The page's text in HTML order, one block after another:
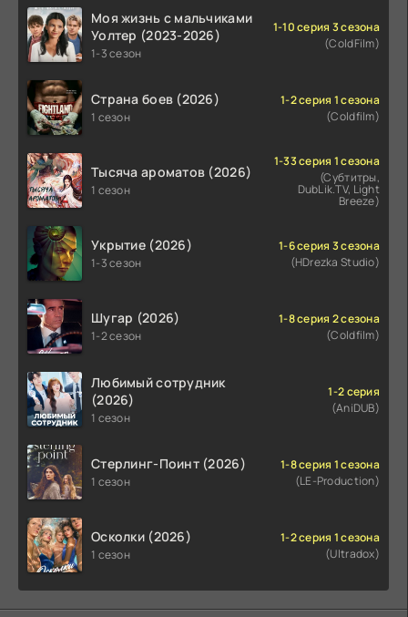
Моя жизнь с мальчиками
Уолтер (2023-2026)
1-3 сезон
1-10 серия 3 сезона
(ColdFilm)
Страна боев (2026)
1 сезон
1-2 серия 1 сезона
(Coldfilm)
Тысяча ароматов (2026)
1 сезон
1-33 серия 1 сезона
(Субтитры,
DubLik.TV, Light
Breeze)
Укрытие (2026)
1-3 сезон
1-6 серия 3 сезона
(HDrezka Studio)
Шугар (2026)
1-2 сезон
1-8 серия 2 сезона
(Coldfilm)
Любимый сотрудник
(2026)
1 сезон
1-2 серия
(AniDUB)
Стерлинг-Поинт (2026)
1 сезон
1-8 серия 1 сезона
(LE-Production)
Осколки (2026)
1 сезон
1-2 серия 1 сезона
(Ultradox)